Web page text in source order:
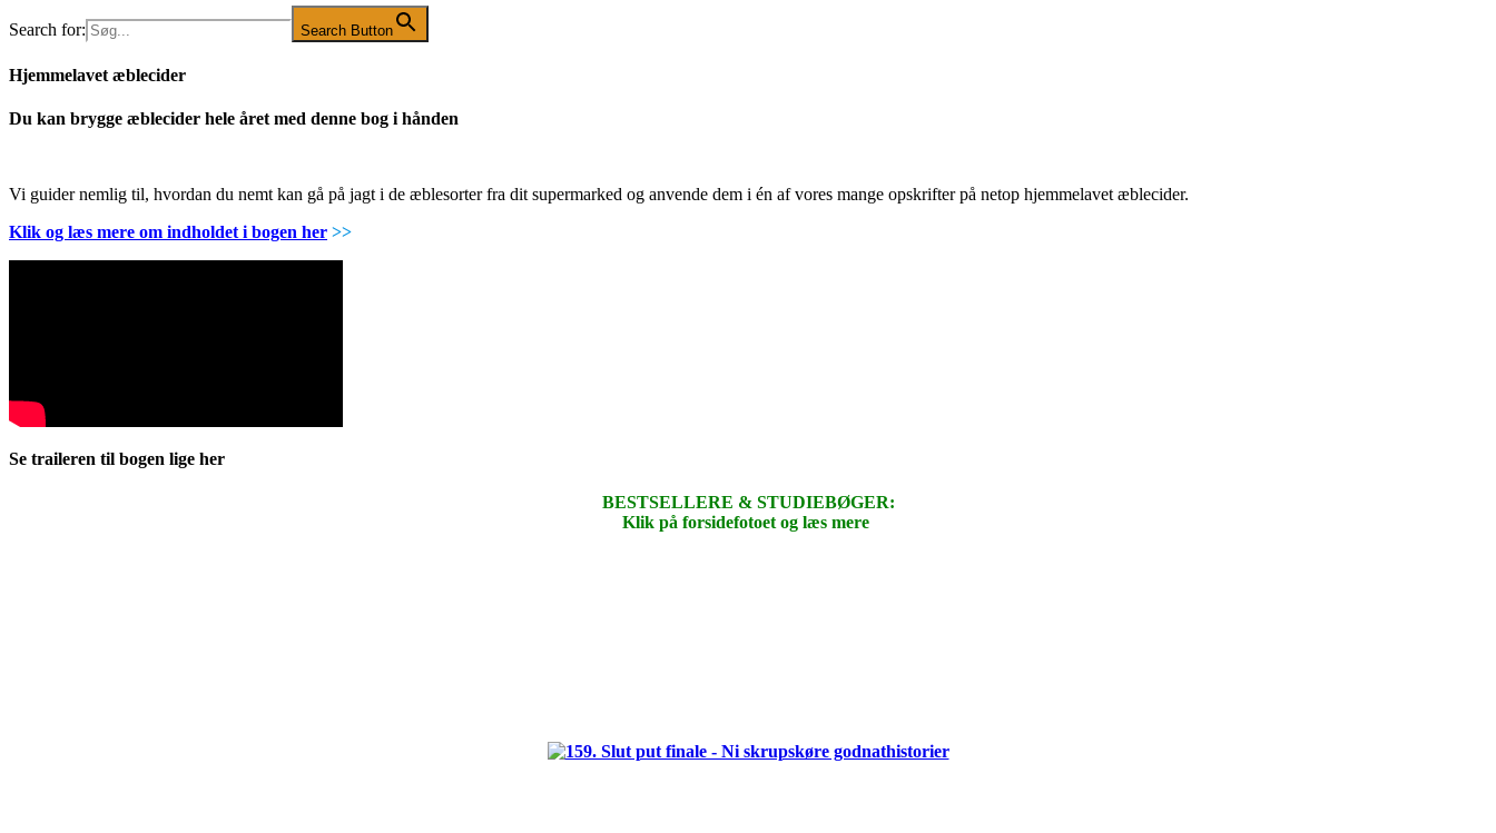
Search for: Search Button
Hjemmelavet æblecider
Du kan brygge æblecider hele året med denne bog i hånden
Vi guider nemlig til, hvordan du nemt kan gå på jagt i de æblesorter fra dit supermarked og anvende dem i én af vores mange opskrifter på netop hjemmelavet æblecider.
Klik og læs mere om indholdet i bogen her >>
Se traileren til bogen lige her
BESTSELLERE & STUDIEBØGER:
Klik på forsidefotoet og læs mere